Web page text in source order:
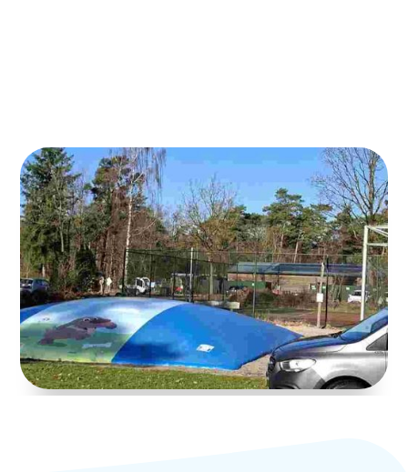
5 min Leestijd
ABOS inspecteert op RCN Vakantieparken
ABOS waarborgt de veiligheid bij RCN Vakantieparken.
Jaarlijks inspecteren wij alle speel- en sporttoestellen
op een tiental locaties, zodat gasten zorgeloos en veilig
kunnen spelen.
Lees verder